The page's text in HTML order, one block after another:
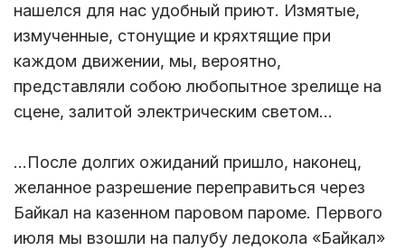
нашелся для нас удобный приют. Измятые,
измученные, стонущие и кряхтящие при
каждом движении, мы, вероятно,
представляли собою любопытное зрелище на
сцене, залитой электрическим светом...
...После долгих ожиданий пришло, наконец,
желанное разрешение переправиться через
Байкал на казенном паровом пароме. Первого
июля мы взошли на палубу ледокола «Байкал»